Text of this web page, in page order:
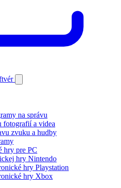
na správu
fotografií a videa
zvuku a hudby
hry pre PC
hry Nintendo
hry Playstation
hry Xbox